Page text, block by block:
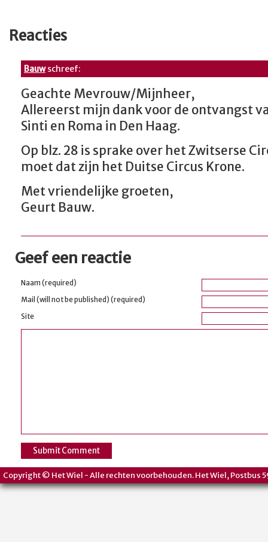
Reacties
Bauw schreef:
Geachte Mevrouw/Mijnheer,
Allereerst mijn dank voor de ontvangst
Sinti en Roma in Den Haag.
Op blz. 28 is sprake over het Zwitserse
moet dat zijn het Duitse Circus Krone.
Met vriendelijke groeten,
Geurt Bauw.
Geef een reactie
Naam (required)
Mail (will not be published) (required)
Site
Copyright © Het Wiel - Alle rechten voorbehouden. Het Wiel, Postbus